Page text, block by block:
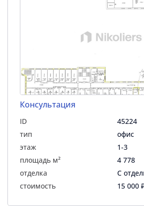
Консультация
ID
45224
тип
офис
этаж
1-3
площадь м²
4 778
отделка
С
стоимость
15 000